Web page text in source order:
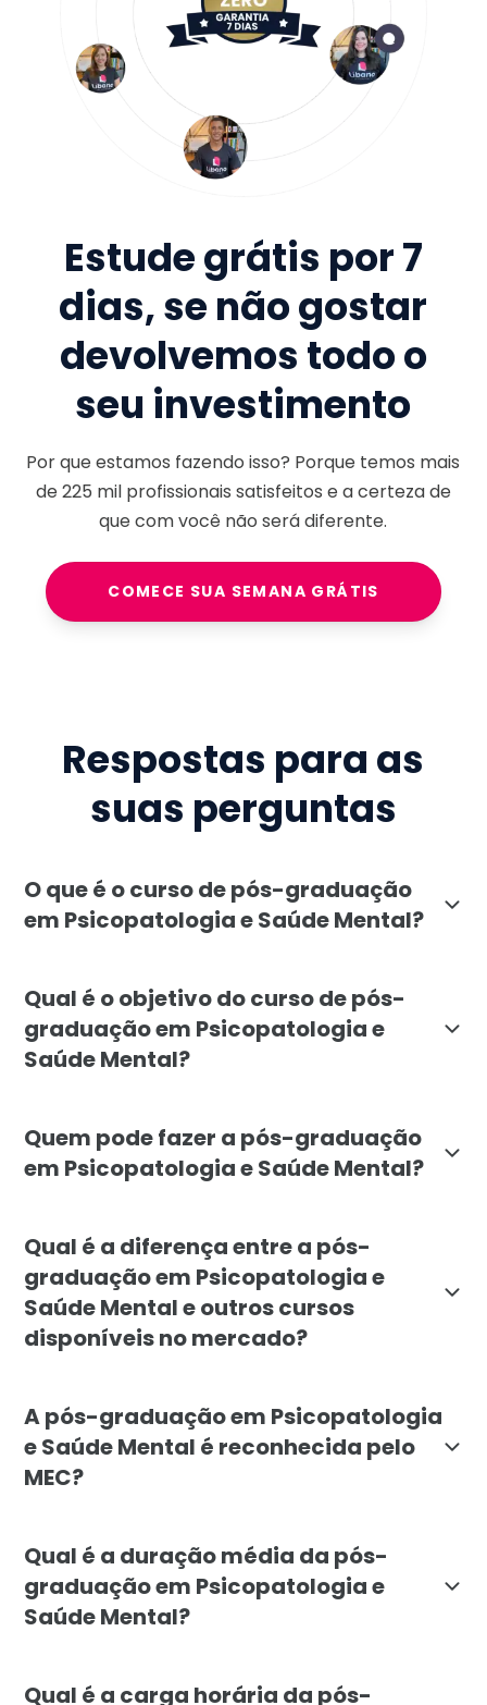
Estude grátis por 7
dias, se não gostar
devolvemos todo o
seu investimento
Por que estamos fazendo isso? Porque temos mais
de225 milprofissionais satisfeitos e a certeza de
que com você não será diferente.
COMECE SUA SEMANA GRÁTIS
Respostas para as
suas perguntas
O que é o curso de pós-graduação
em Psicopatologia e Saúde Mental?
Qual é o objetivo do curso de pós-
graduação em Psicopatologia e
Saúde Mental?
Quem pode fazer a pós-graduação
em Psicopatologia e Saúde Mental?
Qual é a diferença entre a pós-
graduação em Psicopatologia e
Saúde Mental e outros cursos
disponíveis no mercado?
A pós-graduação em Psicopatologia
e Saúde Mental é reconhecida pelo
MEC?
Qual é a duração média da pós-
graduação em Psicopatologia e
Saúde Mental?
Qual é a carga horária da pós-